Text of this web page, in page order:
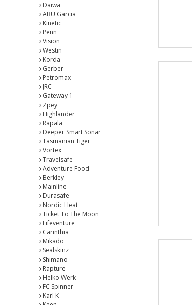
Daiwa
ABU Garcia
Kinetic
Penn
Vision
Westin
Korda
Gerber
Petromax
JRC
Gateway 1
Zpey
Highlander
Rapala
Deeper Smart Sonar
Tasmanian Tiger
Vortex
Travelsafe
Adventure Food
Berkley
Mainline
Durasafe
Nordic Heat
Ticket To The Moon
Lifeventure
Carinthia
Mikado
Sealskinz
Shimano
Rapture
Helko Werk
FC Spinner
Karl K